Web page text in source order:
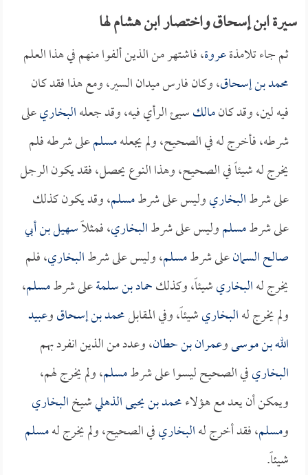
سيرة ابن إسحاق واختصار ابن هشام لها
ثم جاء تلامذةعروة، فاشتهر من الذين ألفوا منهم في هذا العلم
محمد بن إسحاق، وكان فارس ميدان السير، ومع هذا فقد كان
فيه لين، وقد كانمالكسيئ الرأي فيه، وقد جعلهالبخاريعلى
شرطه، فأخرج له في الصحيح، ولم يجعلهمسلمعلى شرطه فلم
يخرج له شيئاً في الصحيح، وهذا النوع يحصل، فقد يكون الرجل
على شرطالبخاريوليس على شرطمسلم، وقد يكون كذلك
على شرطمسلموليس على شرطالبخاري، فمثلاًسهيل بن أبي
صالح السمانعلى شرطمسلم، وليس على شرطالبخاري، فلم
يخرج لهالبخاريشيئاً، وكذلكحماد بن سلمةعلى شرطمسلم،
ولم يخرج لهالبخاريشيئاً، وفي المقابلمحمد بن إسحاقوعبيد
الله بن موسىوعمران بن حطان، وعدد من الذين انفرد بهم
البخاريفي الصحيح ليسوا على شرطمسلم، ولم يخرج لهم،
ويمكن أن يعد مع هؤلاءمحمد بن يحيى الذهليشيخالبخاري
ومسلم، فقد أخرج لهالبخاريفي الصحيح، ولم يخرج لهمسلم
شيئاً.